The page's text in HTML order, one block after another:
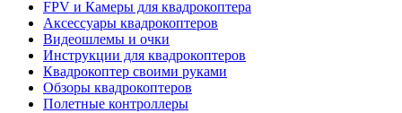
FPV и Камеры для квадрокоптера
Аксессуары квадрокоптеров
Видеошлемы и очки
Инструкции для квадрокоптеров
Квадрокоптер своими руками
Обзоры квадрокоптеров
Полетные контроллеры